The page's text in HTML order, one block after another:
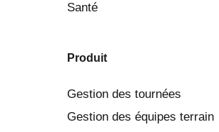
Santé
Produit
Gestion des tournées
Gestion des équipes terrain